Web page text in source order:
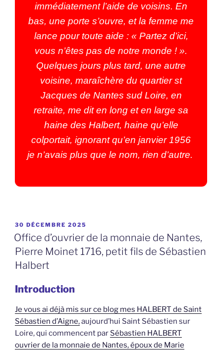
immédiatement l’aide de voisins. En
bas, une porte s’ouvre, et la femme me
lance pour toute aide : « Partez d’ici,
vous n’êtes pas de notre monde ! ».
Quelques jours plus tard, une autre
voisine, maraîchère du quartier st
Jacques de Nantes sud Loire, en
retraite, me dit en long et en large sa
haine des Halbert, haine qu’elle
colportait, ignorant qu’en janvier 1956
je n’avais plus que le nom, rien d’autre.
PUBLIÉ
LE
30 DÉCEMBRE 2025
Office d’ouvrier de la monnaie de Nantes,
Pierre Moinet 1716, petit fils de Sébastien
Halbert
Introduction
Je vous ai déjà mis sur ce blog mes HALBERT de Saint
Sébastien d’Aigne,aujourd’hui Saint Sébastien sur
Loire, qui commencent par Sébastien HALBERT
ouvrier de la monnaie de Nantes, époux de Marie